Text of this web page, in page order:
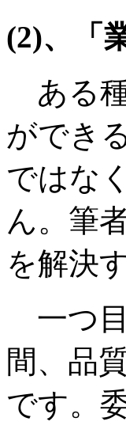
(2)、「
ある
ができ
ではな
ん。筆
を解決
一つ
間、品
です。